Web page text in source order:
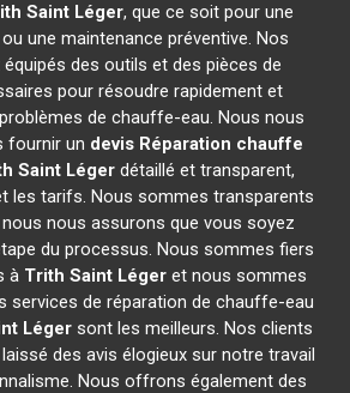
Saint Léger, que ce soit pour une
une maintenance préventive. Nos
des outils et des pièces de
pour résoudre rapidement et
de chauffe-eau. Nous nous
fournir un devis Réparation chauffe
Saint Léger détaillé et transparent,
les tarifs. Nous sommes transparents
nous assurons que vous soyez
du processus. Nous sommes fiers
à Trith Saint Léger et nous sommes
services de réparation de chauffe-eau
Légersont les meilleurs. Nos clients
des avis élogieux sur notre travail
Nous offrons également des